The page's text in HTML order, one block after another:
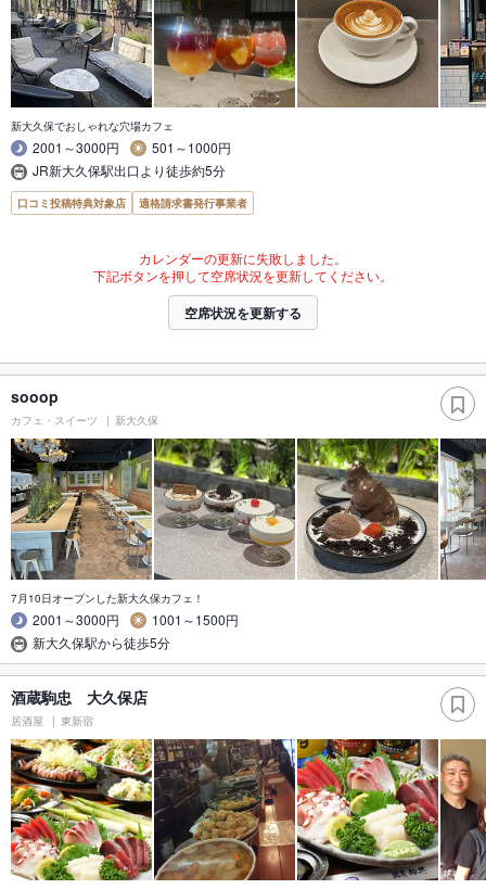
新大久保でおしゃれな穴場カフェ
2001～3000円
501～1000円
JR新大久保駅出口より徒歩約5分
口コミ投稿特典対象店 適格請求書発行事業者
カレンダーの更新に失敗しました。
下記ボタンを押して空席状況を更新してください。
空席状況を更新する
sooop
カフェ・スイーツ 新大久保
7月10日オープンした新大久保カフェ！
2001～3000円
1001～1500円
新大久保駅から徒歩5分
酒蔵駒忠 大久保店
居酒屋 東新宿